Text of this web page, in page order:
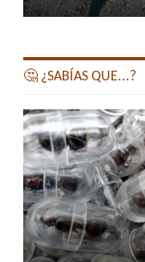
🤔 ¿SABÍAS QUE...?